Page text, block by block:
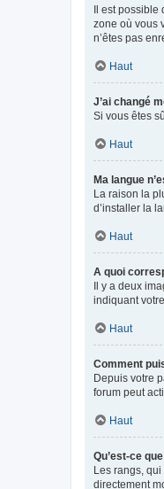
Il est possible
zone où vous
n’êtes pas
Haut
J’ai changé
Si vous êtes
Haut
Ma langue
La raison la
d’installer la
Haut
A quoi
Il y a deux
indiquant
Haut
Comment
Depuis votre
forum peut
Haut
Qu’est-ce
Les rangs,
directement